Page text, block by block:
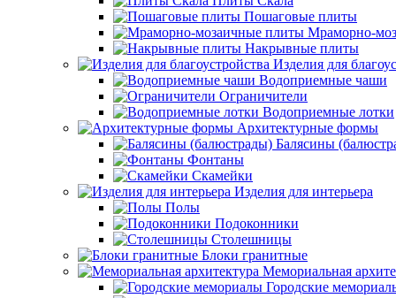
Пошаговые плиты
Мраморно-
Накрывные плиты
Изделия для
Водоприемные чаши
Ограничители
Водоприемные лотки
Архитектурные формы
Балясины
Фонтаны
Скамейки
Изделия для интерьера
Полы
Подоконники
Столешницы
Блоки гранитные
Мемориальная
Городские